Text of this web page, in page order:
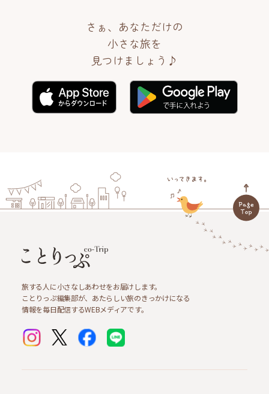
さぁ、あなただけの
小さな旅を
見つけましょう♪
旅する人に小さなしあわせをお届けします。
ことりっぷ編集部が、あたらしい旅のきっかけになる
情報を毎日配信するWEBメディアです。